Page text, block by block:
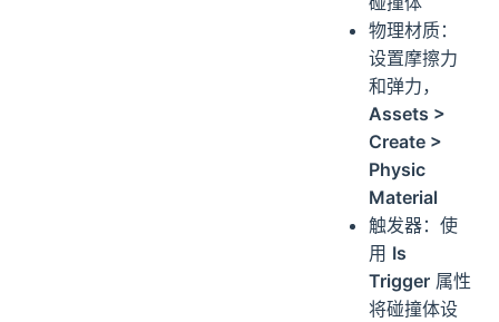
物理材质：
设置摩擦力
和弹力，
Assets >
Create >
Physic
Material
触发器：使
用 Is
Trigger 属性
将碰撞体设